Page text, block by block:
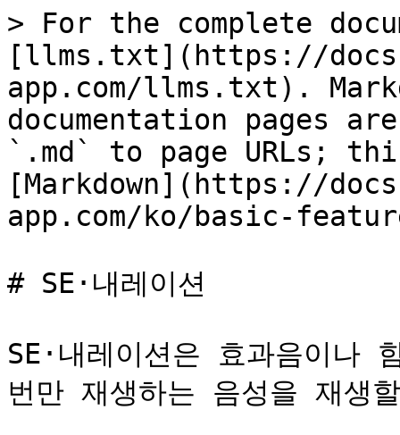
> For the complete
[llms.txt](https://
app.com/llms.txt).
documentation pages
`.md` to page URLs;
[Markdown](https://
app.com/ko/basic-
# SE·내레이션
SE·내레이션은 효과음이
번만 재생하는 음성을 재생